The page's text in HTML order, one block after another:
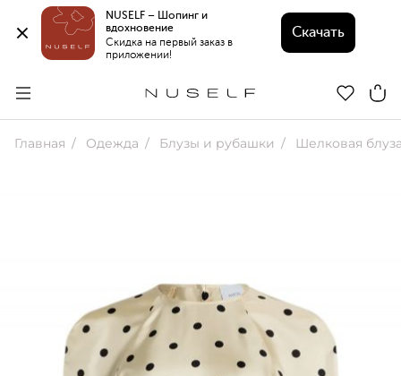
NUSELF – Шопинг и
вдохновение
Скидка на первый заказ в
приложении!
Скачать
Главная Одежда Блузы и рубашки Шелковая